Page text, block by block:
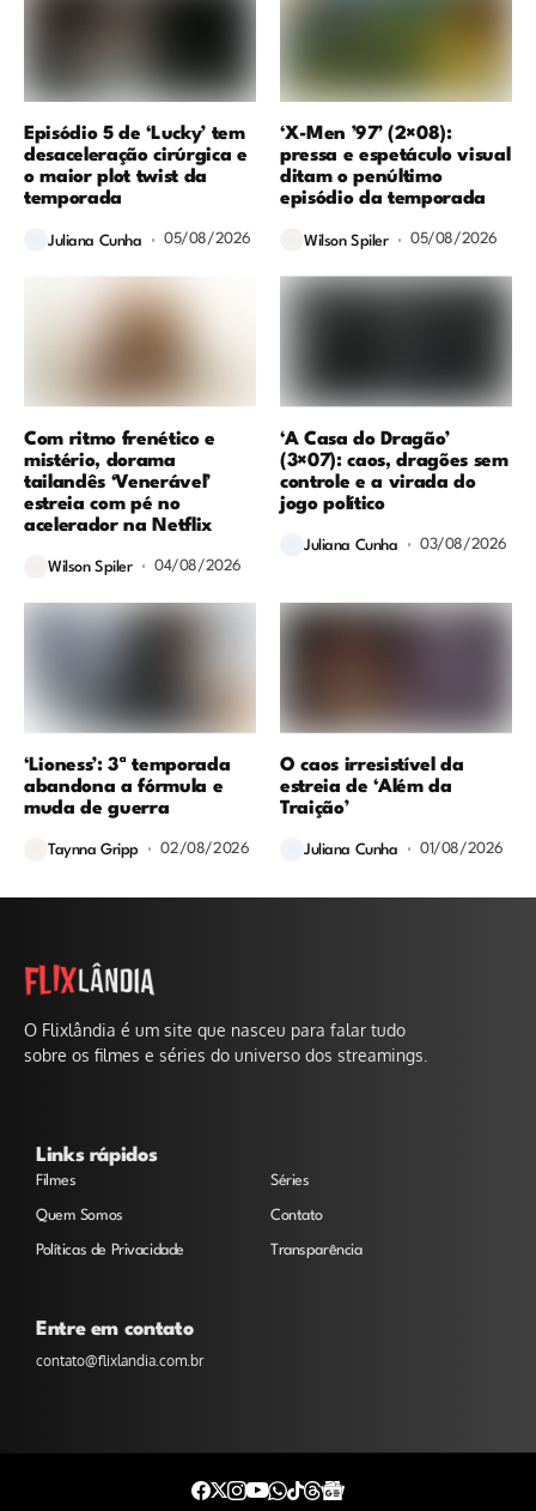
Episódio 5 de ‘Lucky’ tem
desaceleração cirúrgica e
o maior plot twist da
temporada
Juliana Cunha 05/08/2026
‘X-Men ’97’ (2×08):
pressa e espetáculo visual
ditam o penúltimo
episódio da temporada
Wilson Spiler 05/08/2026
Com ritmo frenético e
mistério, dorama
tailandês ‘Venerável’
estreia com pé no
acelerador na Netflix
Wilson Spiler 04/08/2026
‘A Casa do Dragão’
(3×07): caos, dragões sem
controle e a virada do
jogo político
Juliana Cunha 03/08/2026
‘Lioness’: 3ª temporada
abandona a fórmula e
muda de guerra
Taynna Gripp 02/08/2026
O caos irresistível da
estreia de ‘Além da
Traição’
Juliana Cunha 01/08/2026
O Flixlândia é um site que nasceu para falar tudo
sobre os filmes e séries do universo dos streamings.
Links rápidos
Filmes Séries
Quem Somos Contato
Políticas de Privacidade Transparência
Entre em contato
contato@flixlandia.com.br